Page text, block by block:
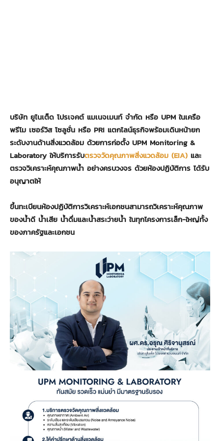
บริษัท ยูไนเต็ด โปรเจคต์ แมเนจเมนท์ จำกัด หรือ UPM ในเครือ
พรีโม เซอร์วิส โซลูชั่น หรือ PRI แตกไลน์ธุรกิจพร้อมเดินหน้ายก
ระดับงานด้านสิ่งแวดล้อม ด้วยการก่อตั้ง UPM Monitoring &
Laboratory ให้บริการรับตรวจวัดคุณภาพสิ่งแวดล้อม (EIA) และ
ตรวจวิเคราะห์คุณภาพน้ำ อย่างครบวงจร ด้วยห้องปฏิบัติการ ได้รับ
อนุญาตให้
ขึ้นทะเบียนห้องปฏิบัติการวิเคราะห์เอกชนสามารถวิเคราะห์คุณภาพ
ของน้ำดี น้ำเสีย น้ำดื่มและน้ำสระว่ายน้ำ ในทุกโครงการเล็ก-ใหญ่ทั้ง
ของภาครัฐและเอกชน